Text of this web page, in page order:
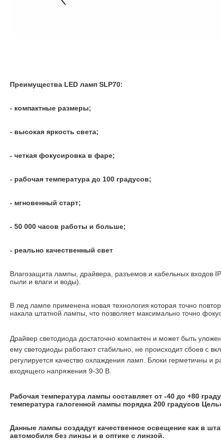
Преимущества LED ламп SLP70:
- компактные размеры;
- высокая яркость света;
- четкая фокусировка в фаре;
- рабочая температура до 100 градусов;
- мгновенный старт;
- 50 000 часов работы и больше;
- реально качественный свет
Влагозащита лампы, драйвера, разъемов и кабельных входов
пыли и влаги и воды).
В лед лампе применена новая технология которая точно
накала штатной лампы, что позволяет максимально точно
Драйвер светодиода достаточно компактен и может быть
ему светодиоды работают стабильно, не происходит сбоев с
регулируется качество охлаждения ламп. Блоки герметичны и
входящего напряжения 9-30 В.
Рабочая температура лампы составляет от -40 до +80
температура галогенной лампы порядка 200 градусов
Данные лампы создадут качественное освещение как в
автомобиля без линзы и в оптике с линзой.